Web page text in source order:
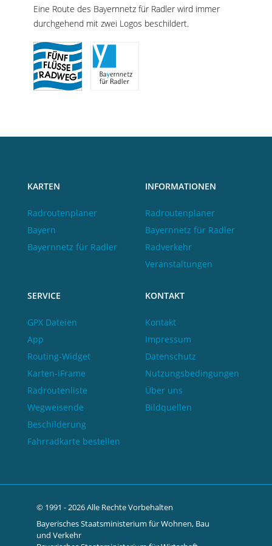
Eine Route des Bayernnetz für Radler wird immer
durchgehend mit zwei Logos beschildert.
KARTEN
Radroutenplaner
Bayern
Bayernnetz für Radler
INFORMATIONEN
Radroutenplaner
Bayernnetz für Radler
Radverkehr
Veranstaltungen
SERVICE
GPX Dateien
App
Routing-Widget
Karten-iFrame
Radroutenliste
Wegweisende
Beschilderung
Fahrradkarte bestellen
KONTAKT
Kontakt
Impressum
Datenschutz
Nutzungsbedingungen
Über uns
Bildquellen
© 1991 - 2026 Alle Rechte Vorbehalten
Bayerisches Staatsministerium für Wohnen, Bau
und Verkehr